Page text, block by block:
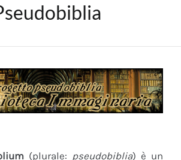
(plurale: pseudobiblia) è un